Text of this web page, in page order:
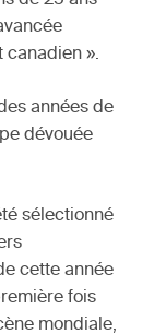
canadien ».
années de
dévouée
sélectionné
cette année
fois
mondiale,